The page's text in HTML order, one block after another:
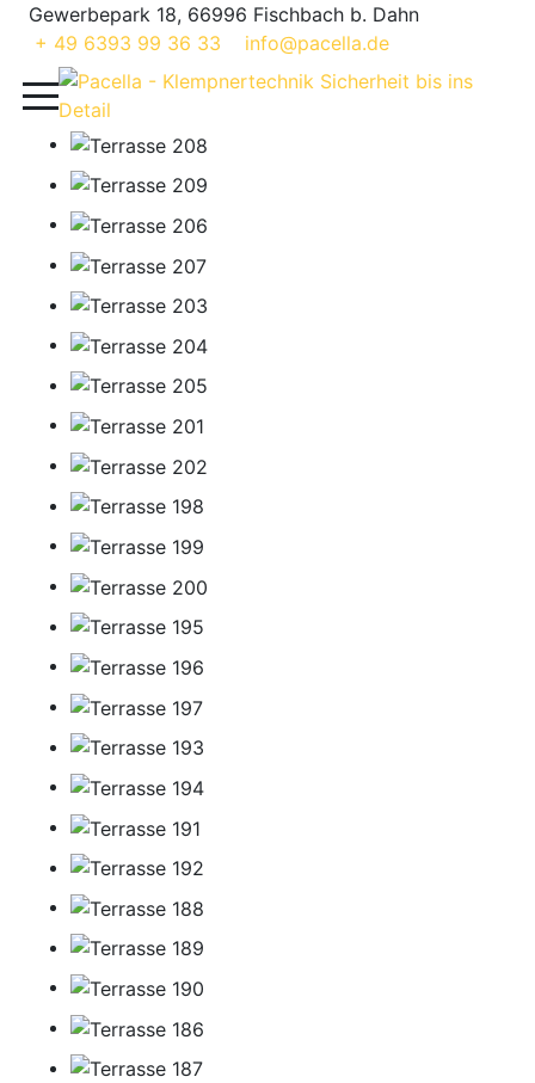
Gewerbepark 18, 66996 Fischbach b. Dahn
+ 49 6393 99 36 33
info@pacella.de